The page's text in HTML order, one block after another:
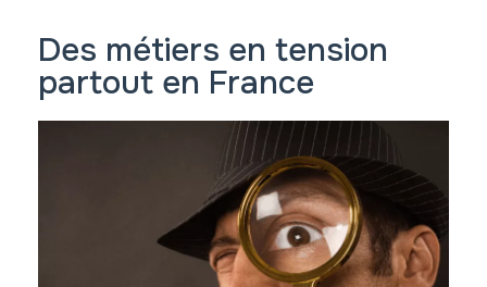
Des métiers en tension
partout en France